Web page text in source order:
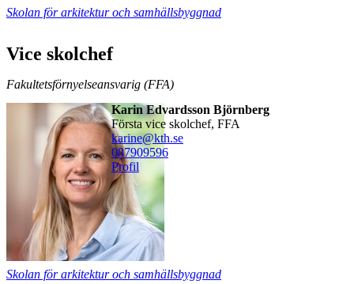
Skolan för arkitektur och samhällsbyggnad
Vice skolchef
Fakultetsförnyelseansvarig (FFA)
Karin Edvardsson Björnberg
Första vice skolchef, FFA
karine@kth.se
087909596
Profil
Skolan för arkitektur och samhällsbyggnad